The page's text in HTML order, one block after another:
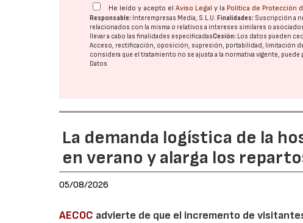
He leído y acepto elAviso Legal y la Política de Protección
Responsable: Interempresas Media, S.L.U.Finalidades: Suscripción a
relacionados con la misma o relativos a intereses similares o
llevar a cabo las finalidades especificadasCesión: Los datos pueden
Acceso, rectificación, oposición, supresión, portabilidad, limitación
considera que el tratamiento no se ajusta a la normativa vigente,
Datos
La demanda logística de la
en verano y alarga los
05/08/2026
AECOC advierte de que el incremento de